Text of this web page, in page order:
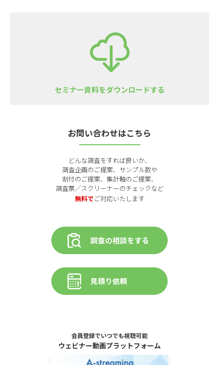
セミナー資料をダウンロードする
お問い合わせはこちら
どんな調査をすれば良いか、
調査企画のご提案、サンプル数や
割付のご提案、集計軸のご提案、
調査票／スクリーナーのチェックなど
無料でご対応いたします
調査の相談をする
見積り依頼
会員登録でいつでも視聴可能
ウェビナー動画プラットフォーム